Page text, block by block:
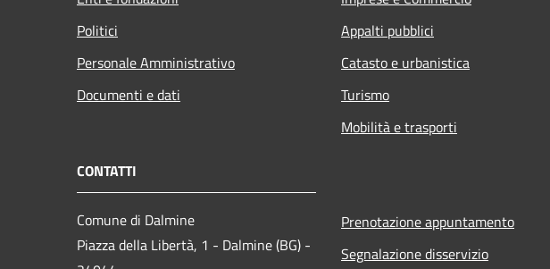
Politici
Personale Amministrativo
Documenti e dati
Appalti pubblici
Catasto e urbanistica
Turismo
Mobilità e trasporti
CONTATTI
Comune di Dalmine
Piazza della Libertà, 1 - Dalmine (BG) -
Prenotazione appuntamento
Segnalazione disservizio